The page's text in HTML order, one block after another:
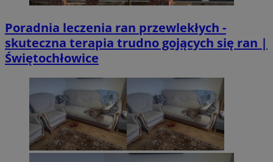
Poradnia leczenia ran przewlekłych -
skuteczna terapia trudno gojących się ran |
Świętochłowice